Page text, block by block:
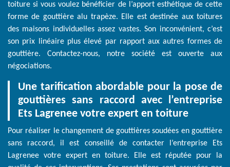
toiture si vous voulez bénéficier de l’apport esthétique de cette
forme de gouttière alu trapèze. Elle est destinée aux toitures
des maisons individuelles assez vastes. Son inconvénient, c’est
son prix linéaire plus élevé par rapport aux autres formes de
gouttière. Contactez-nous, notre société est ouverte aux
négociations.
Une tarification abordable pour la pose de
gouttières sans raccord avec l’entreprise
Ets Lagrenee votre expert en toiture
Pour réaliser le changement de gouttières soudées en gouttière
sans raccord, il est conseillé de contacter l’entreprise Ets
Lagrenee votre expert en toiture. Elle est réputée pour la